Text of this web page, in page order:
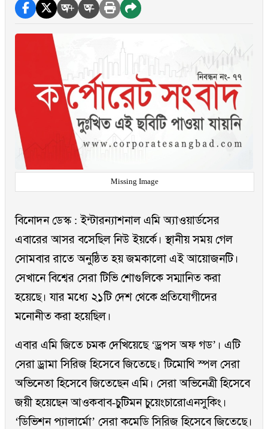
অ+ অ-
Missing Image
বিনোদন ডেস্ক : ইন্টারন্যাশনাল এমি অ্যাওয়ার্ডসের
এবারের আসর বসেছিল নিউ ইয়র্কে। স্থানীয় সময় গেল
সোমবার রাতে অনুষ্ঠিত হয় জমকালো এই আয়োজনটি।
সেখানে বিশ্বের সেরা টিভি শোগুলিকে সম্মানিত করা
হয়েছে। যার মধ্যে ২১টি দেশ থেকে প্রতিযোগীদের
মনোনীত করা হয়েছিল।
এবার এমি জিতে চমক দেখিয়েছে ‌‘ড্রপস অফ গড’। এটি
সেরা ড্রামা সিরিজ হিসেবে জিতেছে। টিমোথি স্পল সেরা
অভিনেতা হিসেবে জিতেছেন এমি। সেরা অভিনেত্রী হিসেবে
জয়ী হয়েছেন আওকবাব-চুটিমন চুয়েংচারোএনসুকিং।
‘ডিভিশন প্যালার্মো’ সেরা কমেডি সিরিজ হিসেবে জিতেছে।